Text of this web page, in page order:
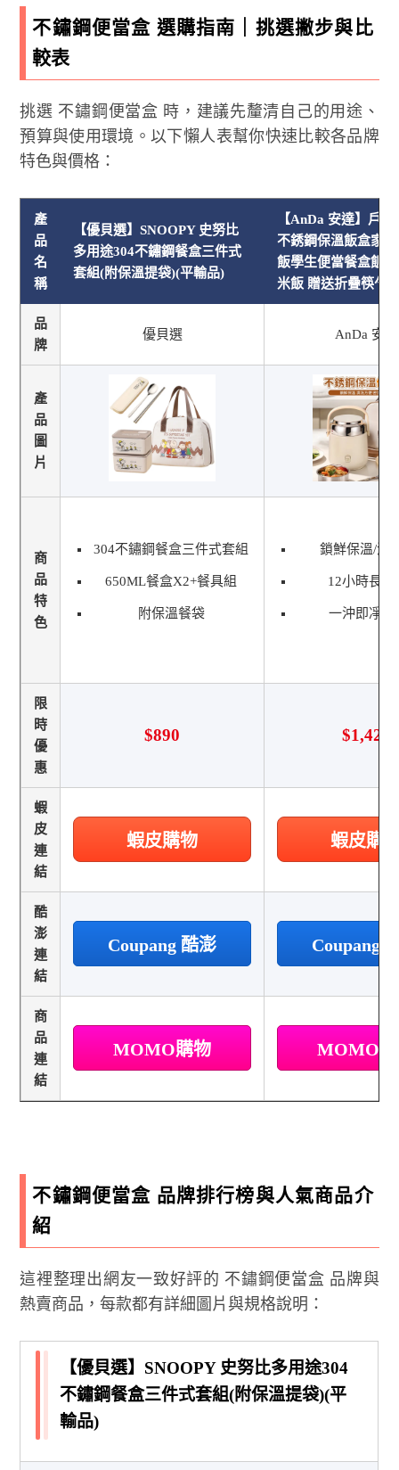
不鏽鋼便當盒 選購指南｜挑選撇步與比
較表
挑選 不鏽鋼便當盒 時，建議先釐清自己的用途、
預算與使用環境。以下懶人表幫你快速比較各品牌
特色與價格：
產
品
名
稱
【優貝選】SNOOPY 史努比
多用途304不鏽鋼餐盒三件式
套組(附保溫提袋)(平輸品)
【AnDa 安達】戶
不銹鋼保溫飯盒家
飯學生便當餐盒飯
米飯 贈送折疊筷勺
品
牌
優貝選 AnDa 安達
產
品
圖
片
商
品
特
色
304不鏽鋼餐盒三件式套組
650ML餐盒X2+餐具組
附保溫餐袋
鎖鮮保溫/清
12小時長效
一沖即凈不
限
時
優
惠
$890 $1,428
蝦
皮
連
結
蝦皮購物 蝦皮購
酷
澎
連
結
Coupang 酷澎 Coupang
商
品
連
結
MOMO購物 MOMO
不鏽鋼便當盒 品牌排行榜與人氣商品介
紹
這裡整理出網友一致好評的 不鏽鋼便當盒 品牌與
熱賣商品，每款都有詳細圖片與規格說明：
【優貝選】SNOOPY 史努比多用途304
不鏽鋼餐盒三件式套組(附保溫提袋)(平
輸品)